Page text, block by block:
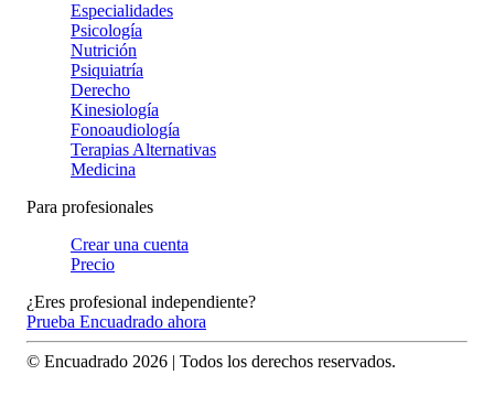
Especialidades
Psicología
Nutrición
Psiquiatría
Derecho
Kinesiología
Fonoaudiología
Terapias Alternativas
Medicina
Para profesionales
Crear una cuenta
Precio
¿Eres profesional independiente?
Prueba Encuadrado ahora
© Encuadrado 2026 | Todos los derechos reservados.